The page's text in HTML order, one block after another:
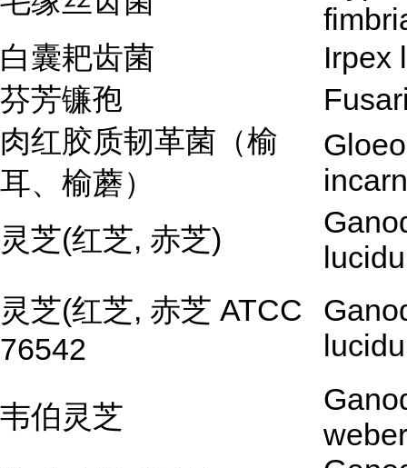
白囊耙齿菌
Irpex
芬芳镰孢
肉红胶质韧革菌（榆
耳、榆蘑）
灵芝(红芝, 赤芝)
灵芝(红芝, 赤芝 ATCC
76542
韦伯灵芝